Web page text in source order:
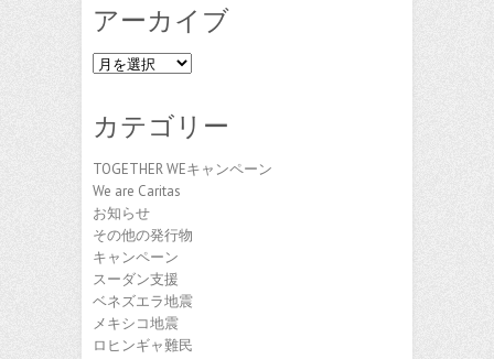
アーカイブ
ア
イ
カテゴリー
TOGETHER WEキャンペーン
We are Caritas
お知らせ
その他の発行物
キャンペーン
スーダン支援
ベネズエラ地震
メキシコ地震
ロヒンギャ難民